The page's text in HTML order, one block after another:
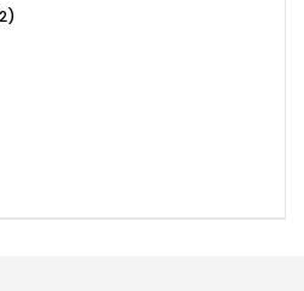
22